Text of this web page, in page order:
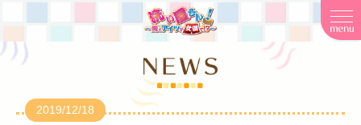
2019/12/18